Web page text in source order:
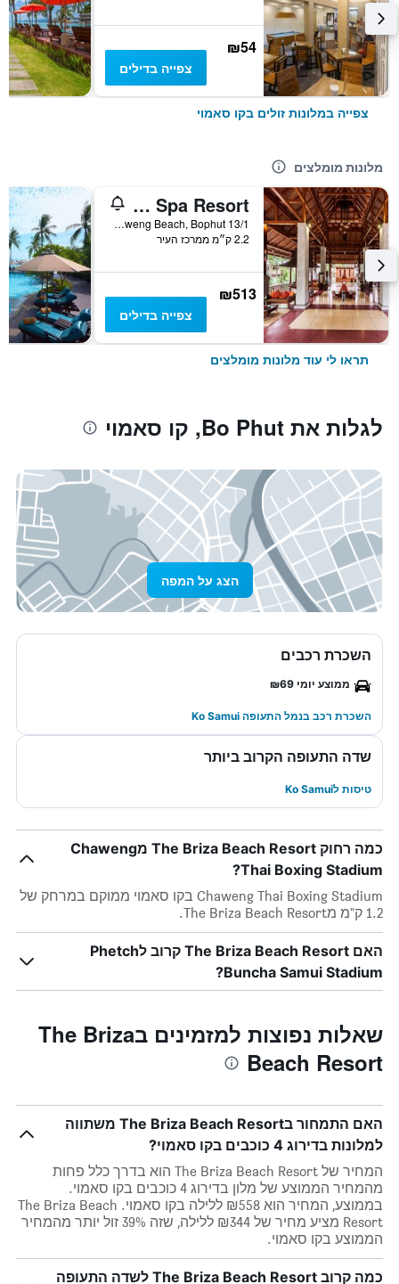
₪54
צפייה בדילים
צפייה במלונות זולים בקו סאמוי
מלונות מומלצים
Muang Samui Spa Resort
13/1 Moo2, Chaweng Beach, Bophut, קו סאמוי, תאילנד
2.2 ק״מ ממרכז העיר
₪513
צפייה בדילים
תראו לי עוד מלונות מומלצים
לגלות את Bo Phut, קו סאמוי
הצג על המפה
השכרת רכבים
ממוצע יומי ₪69
השכרת רכב בנמל התעופה Ko Samui
שדה התעופה הקרוב ביותר
טיסות לKo Samui
כמה רחוק The Briza Beach Resort מChaweng
Thai Boxing Stadium?
Chaweng Thai Boxing Stadium בקו סאמוי ממוקם במרחק של
1.2 ק"מ מThe Briza Beach Resort.
האם The Briza Beach Resort קרוב לPhetch
Buncha Samui Stadium?
שאלות נפוצות למזמינים בThe Briza
Beach Resort
האם התמחור בThe Briza Beach Resort משתווה
למלונות בדירוג 4 כוכבים בקו סאמוי?
המחיר של The Briza Beach Resort הוא בדרך כלל פחות
מהמחיר הממוצע של מלון בדירוג 4 כוכבים בקו סאמוי.
בממוצע, המחיר הוא ₪558 ללילה בקו סאמוי. The Briza Beach
Resort מציע מחיר של ₪344 ללילה, שזה 39% זול יותר מהמחיר
הממוצע בקו סאמוי.
כמה קרוב The Briza Beach Resort לשדה התעופה